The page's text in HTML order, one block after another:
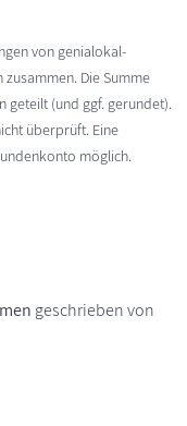
von genialokal-
Die Summe
geteilt (und ggf. gerundet).
überprüft. Eine
möglich.
geschrieben von